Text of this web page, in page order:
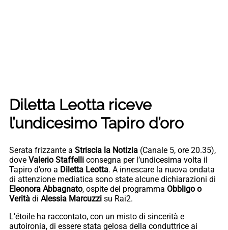
Diletta Leotta riceve
l’undicesimo Tapiro d’oro
Serata frizzante a Striscia la Notizia (Canale 5, ore 20.35),
dove Valerio Staffelli consegna per l’undicesima volta il
Tapiro d’oro a Diletta Leotta. A innescare la nuova ondata
di attenzione mediatica sono state alcune dichiarazioni di
Eleonora Abbagnato, ospite del programma Obbligo o
Verità di Alessia Marcuzzi su Rai2.
L’étoile ha raccontato, con un misto di sincerità e
autoironia, di essere stata gelosa della conduttrice ai